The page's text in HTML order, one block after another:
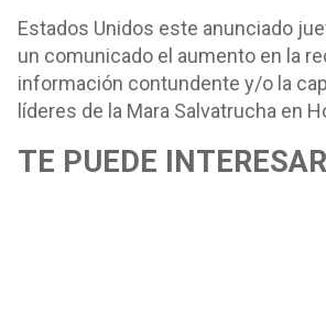
Estados Unidos este anunciado
un comunicado el aumento en la
información contundente y/o la
líderes de la Mara Salvatrucha en
TE PUEDE